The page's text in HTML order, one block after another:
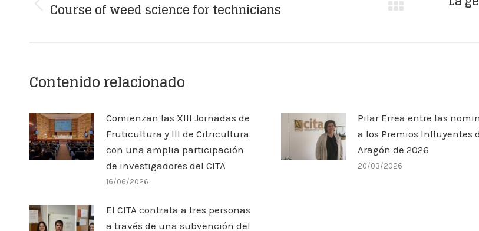
Publicación
Course of weed science for technicians
Publicación
Contenido relacionado
Comienzan las XIII Jornadas de
Fruticultura y III de Citricultura
con una amplia participación
de investigadores del CITA
16/06/2026
Pilar Errea entre las
a los Premios Influyentes
Aragón de 2026
20/03/2026
El CITA contrata a tres personas
a través de una subvención del